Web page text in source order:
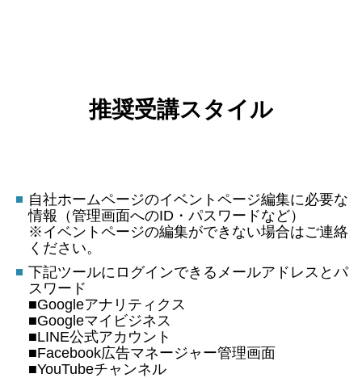
推奨受講スタイル
自社ホームページのイベントページ編集に必要な
情報（管理画面へのID・パスワードなど）
※イベントページの編集ができない場合はご連絡
ください。
下記ツールにログインできるメールアドレスとパ
スワード
■Googleアナリティクス
■Googleマイビジネス
■LINE公式アカウント
■Facebook広告マネージャー管理画面
■YouTubeチャンネル